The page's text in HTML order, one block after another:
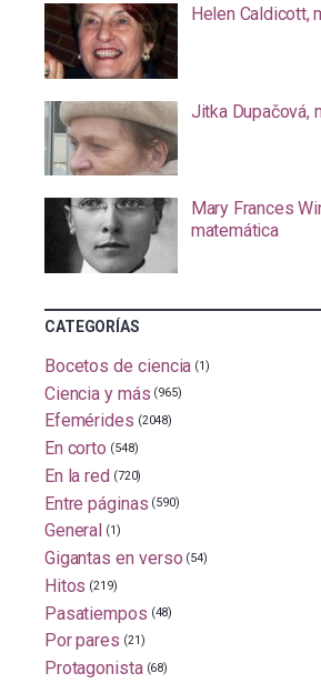
Helen Caldicott,
Jitka Dupačová,
Mary Frances
matemática
CATEGORÍAS
Bocetos de ciencia (1)
Ciencia y más (965)
Efemérides (2048)
En corto (548)
En la red (720)
Entre páginas (590)
General (1)
Gigantas en verso (54)
Hitos (219)
Pasatiempos (48)
Por pares (21)
Protagonista (68)